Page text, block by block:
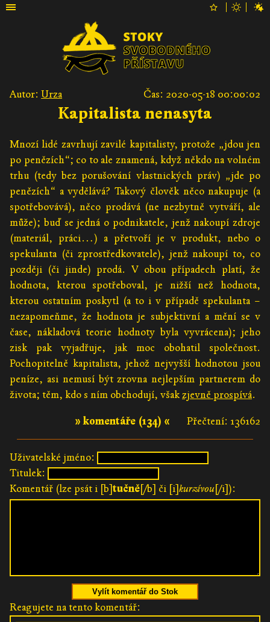
Autor: Urza Čas: 2020-05-18 00:00:02
Kapitalista nenasyta
Mnozí lidé zavrhují zavilé kapitalisty, protože „jdou jen
po penězích“; co to ale znamená, když někdo na volném
trhu (tedy bez porušování vlastnických práv) „jde po
penězích“ a vydělává? Takový člověk něco nakupuje (a
spotřebovává), něco prodává (ne nezbytně vytváří, ale
může); buď se jedná o podnikatele, jenž nakoupí zdroje
(materiál, práci…) a přetvoří je v produkt, nebo o
spekulanta (či zprostředkovatele), jenž nakoupí to, co
později (či jinde) prodá. V obou případech platí, že
hodnota, kterou spotřeboval, je nižší než hodnota,
kterou ostatním poskytl (a to i v případě spekulanta –
nezapomeňme, že hodnota je subjektivní a mění se v
čase, nákladová teorie hodnoty byla vyvrácena); jeho
zisk pak vyjadřuje, jak moc obohatil společnost.
Pochopitelně kapitalista, jehož nejvyšší hodnotou jsou
peníze, asi nemusí být zrovna nejlepším partnerem do
života; těm, kdo s ním obchodují, všakzjevně prospívá.
Přečtení: 136162
» komentáře (134) «
Uživatelské jméno:
Titulek:
Komentář (lze psát i [b]tučně[/b] či [i]kurzívou[/i]):
Vylít komentář do Stok
Reagujete na tento komentář: